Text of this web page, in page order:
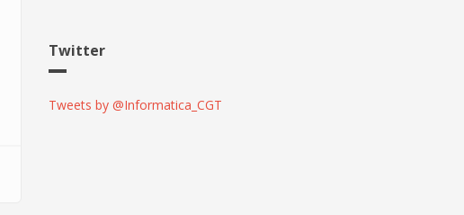
Twitter
Tweets by @Informatica_CGT